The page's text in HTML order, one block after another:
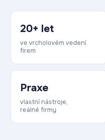
20+ let
ve vrcholovém vedení
firem
Praxe
vlastní nástroje,
reálné firmy